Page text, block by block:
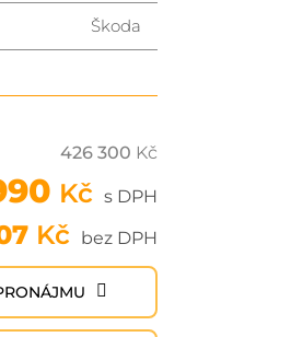
Škoda
426 300 Kč
Kč s DPH
Kč bez DPH